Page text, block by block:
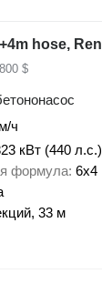
$
ч
кВт (440 л.с.)
формула 6x4
33 м